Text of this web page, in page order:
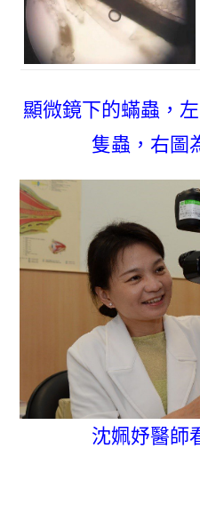
顯微鏡下的蟎蟲，
隻蟲，右圖
沈姵妤醫師